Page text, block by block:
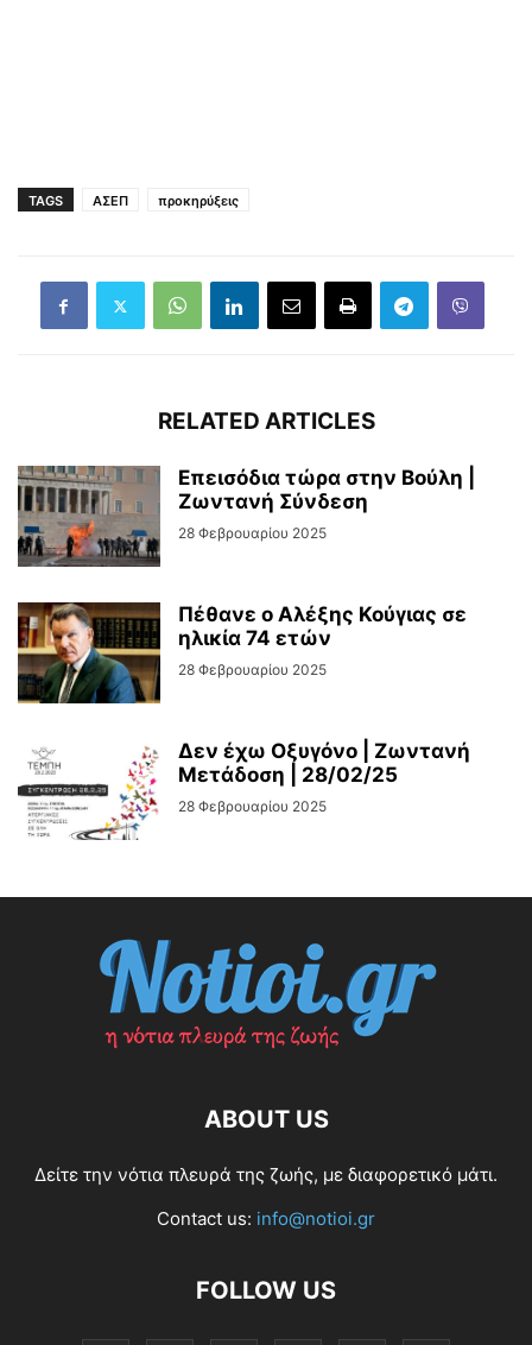
TAGS ΑΣΕΠ προκηρύξεις
RELATED ARTICLES
Επεισόδια τώρα στην Βούλη |
Ζωντανή Σύνδεση
28 Φεβρουαρίου 2025
Πέθανε ο Αλέξης Κούγιας σε
ηλικία 74 ετών
28 Φεβρουαρίου 2025
Δεν έχω Οξυγόνο | Ζωντανή
Μετάδοση | 28/02/25
28 Φεβρουαρίου 2025
ABOUT US
Δείτε την νότια πλευρά της ζωής, με διαφορετικό μάτι.
Contact us: info@notioi.gr
FOLLOW US